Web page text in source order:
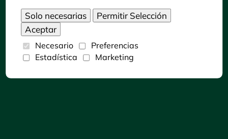
Necesario
Preferencias
Estadística
Marketing